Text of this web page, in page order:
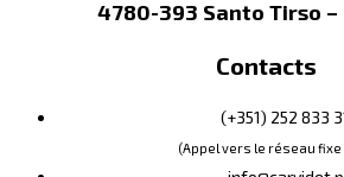
4780-393 Santo Tirso
Contacts
(+351) 252 833
(Appel vers le réseau